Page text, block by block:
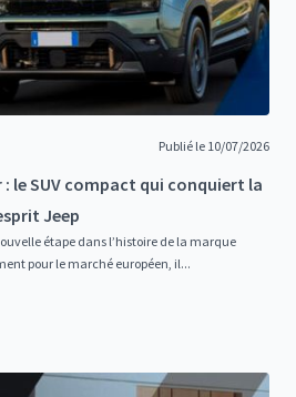
Publié le 10/07/2026
: le SUV compact qui conquiert la
Jeep
étape dans l’histoire de la marque
pour le marché européen, il...